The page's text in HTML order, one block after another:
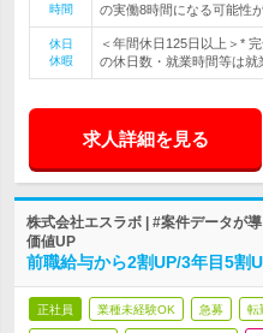
時間
の実働8時間になる可能性
休日
休暇
＜年間休日125日以上＞*
の休日数・就業時間等は就
求人詳細を見る
株式会社エスラボ | #案件データが
価値UP
前職給与から2割UP/3年目5割
正社員 業種未経験OK 急募 転